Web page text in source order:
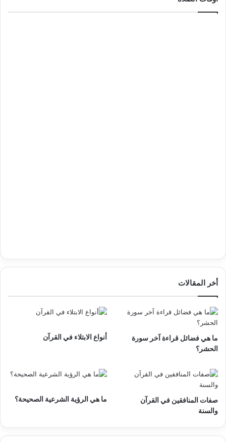
أخر المقالات
ما هي فضائل قراءة آخر سورة
الحشر؟
أنواع الابتلاء في القرآن
صفات المنافقين في القرآن
والسنة
ما هي الرؤية الشرعية الصحيحة؟